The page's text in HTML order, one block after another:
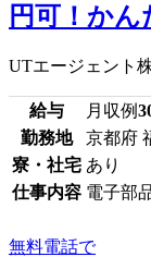
円可！か
UTエージェント
給与 月収例
勤務地
京都府
寮・社宅 あり
仕事内容 電子部
無料電話で